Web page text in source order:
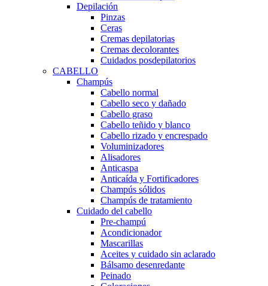
Depilación
Pinzas
Ceras
Cremas depilatorias
Cremas decolorantes
Cuidados posdepilatorios
CABELLO
Champús
Cabello normal
Cabello seco y dañado
Cabello graso
Cabello teñido y blanco
Cabello rizado y encrespado
Voluminizadores
Alisadores
Anticaspa
Anticaída y Fortificadores
Champús sólidos
Champús de tratamiento
Cuidado del cabello
Pre-champú
Acondicionador
Mascarillas
Aceites y cuidado sin aclarado
Bálsamo desenredante
Peinado